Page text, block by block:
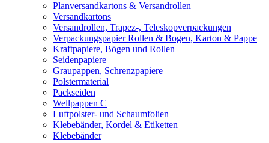
Planversandkartons & Versandrollen
Versandkartons
Versandrollen, Trapez-, Teleskopverpackungen
Verpackungspapier Rollen & Bogen, Karton & Pappe
Kraftpapiere, Bögen und Rollen
Seidenpapiere
Graupappen, Schrenzpapiere
Polstermaterial
Packseiden
Wellpappen C
Luftpolster- und Schaumfolien
Klebebänder, Kordel & Etiketten
Klebebänder